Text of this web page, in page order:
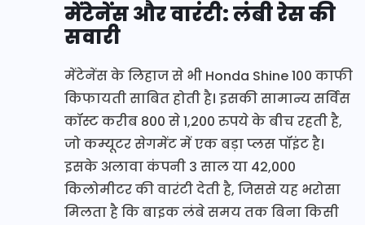
मेंटेनेंस और वारंटी: लंबी रेस की
सवारी
मेंटेनेंस के लिहाज से भी Honda Shine 100 काफी
किफायती साबित होती है। इसकी सामान्य सर्विस
कॉस्ट करीब 800 से 1,200 रुपये के बीच रहती है,
जो कम्यूटर सेगमेंट में एक बड़ा प्लस पॉइंट है।
इसके अलावा कंपनी 3 साल या 42,000
किलोमीटर की वारंटी देती है, जिससे यह भरोसा
मिलता है कि बाइक लंबे समय तक बिना किसी